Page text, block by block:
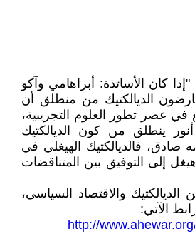
"إذا كان الأساتذة: أبراهامي وآكو
الديالكتيك من منطلق أن
في عصر تطور العلوم التجريبية،
ينطلق من كون الديالكتيك
فالديالكتيك الهيغلي في
إلى التوفيق بين المتناقضات
والاقتصاد السياسي،
http://